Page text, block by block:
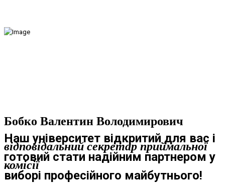
Бобко Валентин Володимирович
відповідальний секретар приймальної
комісії
Наш університет відкритий для вас і
готовий стати надійним партнером у
виборі професійного майбутнього!